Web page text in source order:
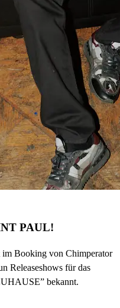
PAUL!
Booking von Chimperator
Releaseshows für das
bekannt.